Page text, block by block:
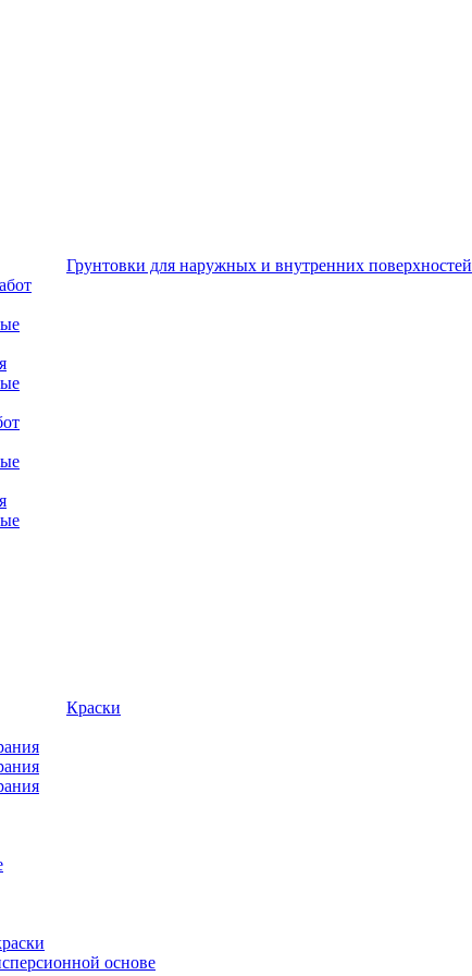
Грунтовки для наружных и внутренних поверхностей
Краски
основе